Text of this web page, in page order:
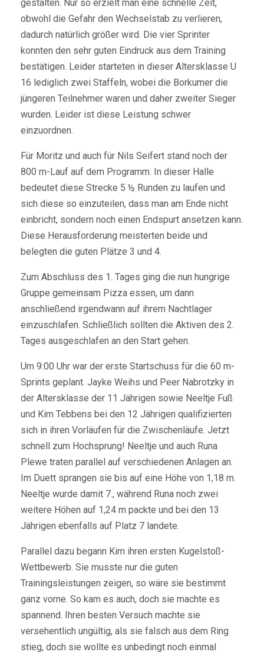
gestalten. Nur so erzielt man eine schnelle Zeit,
obwohl die Gefahr den Wechselstab zu verlieren,
dadurch natürlich größer wird. Die vier Sprinter
konnten den sehr guten Eindruck aus dem Training
bestätigen. Leider starteten in dieser Altersklasse U
16 lediglich zwei Staffeln, wobei die Borkumer die
jüngeren Teilnehmer waren und daher zweiter Sieger
wurden. Leider ist diese Leistung schwer
einzuordnen.
Für Moritz und auch für Nils Seifert stand noch der
800 m-Lauf auf dem Programm. In dieser Halle
bedeutet diese Strecke 5 ½ Runden zu laufen und
sich diese so einzuteilen, dass man am Ende nicht
einbricht, sondern noch einen Endspurt ansetzen kann.
Diese Herausforderung meisterten beide und
belegten die guten Plätze 3 und 4.
Zum Abschluss des 1. Tages ging die nun hungrige
Gruppe gemeinsam Pizza essen, um dann
anschließend irgendwann auf ihrem Nachtlager
einzuschlafen. Schließlich sollten die Aktiven des 2.
Tages ausgeschlafen an den Start gehen.
Um 9:00 Uhr war der erste Startschuss für die 60 m-
Sprints geplant. Jayke Weihs und Peer Nabrotzky in
der Altersklasse der 11 Jährigen sowie Neeltje Fuß
und Kim Tebbens bei den 12 Jährigen qualifizierten
sich in ihren Vorläufen für die Zwischenläufe. Jetzt
schnell zum Hochsprung! Neeltje und auch Runa
Plewe traten parallel auf verschiedenen Anlagen an.
Im Duett sprangen sie bis auf eine Höhe von 1,18 m.
Neeltje wurde damit 7., während Runa noch zwei
weitere Höhen auf 1,24 m packte und bei den 13
Jährigen ebenfalls auf Platz 7 landete.
Parallel dazu begann Kim ihren ersten Kugelstoß-
Wettbewerb. Sie musste nur die guten
Trainingsleistungen zeigen, so wäre sie bestimmt
ganz vorne. So kam es auch, doch sie machte es
spannend. Ihren besten Versuch machte sie
versehentlich ungültig, als sie falsch aus dem Ring
stieg, doch sie wollte es unbedingt noch einmal